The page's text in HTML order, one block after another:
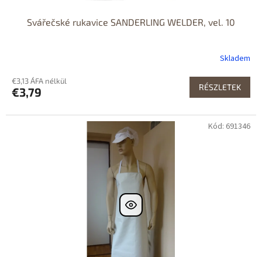
Svářečské rukavice SANDERLING WELDER, vel. 10
Skladem
€3,13 ÁFA nélkül
€3,79 RÉSZLETEK
Kód: 691346